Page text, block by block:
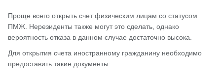
Проще всего открыть счет физическим лицам со статусом
ПМЖ. Нерезиденты также могут это сделать, однако
вероятность отказа в данном случае достаточно высока.
Для открытия счета иностранному гражданину необходимо
предоставить такие документы: